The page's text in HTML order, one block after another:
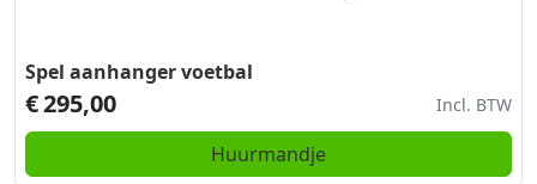
Spel aanhanger voetbal
€295,00 Incl. BTW
Huurmandje